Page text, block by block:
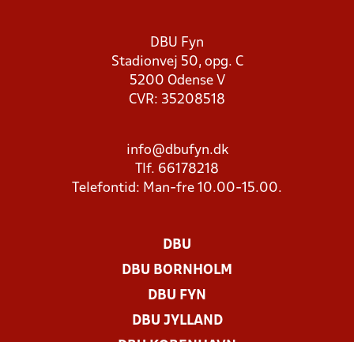
DBU Fyn
Stadionvej 50, opg. C
5200 Odense V
CVR: 35208518
info@dbufyn.dk
Tlf. 66178218
Telefontid: Man-fre 10.00-15.00.
DBU
DBU BORNHOLM
DBU FYN
DBU JYLLAND